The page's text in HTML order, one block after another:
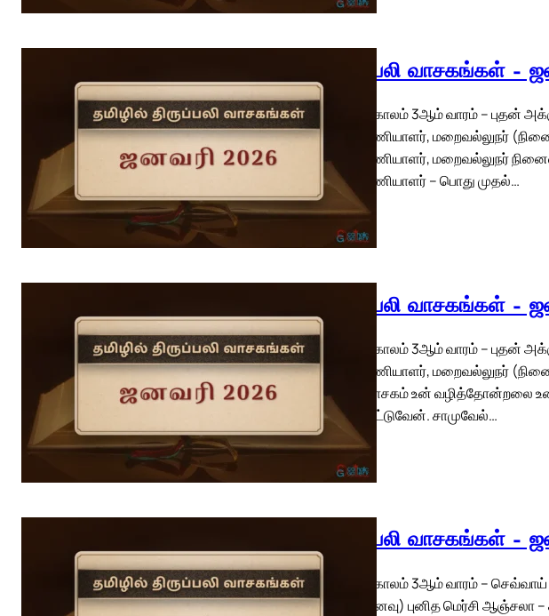
திருப்பலி வாசகங்கள் –
பொதுக்காலம் 3ஆம் வாரம் – புதன்
மறைப்பணியாளர், மறைவல்லுநர்
மறைப்பணியாளர், மறைவல்லுநர்
மறைப்பணியாளர் – பொது முதல்…
திருப்பலி வாசகங்கள் –
பொதுக்காலம் 3ஆம் வாரம் – புதன்
மறைப்பணியாளர், மறைவல்லுநர்
முதல் வாசகம் உன் வழித்தோன்றலை
நிலைநாட்டுவேன். சாமுவேல்…
திருப்பலி வாசகங்கள் –
பொதுக்காலம் 3ஆம் வாரம் –
(வி.நினைவு) புனித மெர்சி